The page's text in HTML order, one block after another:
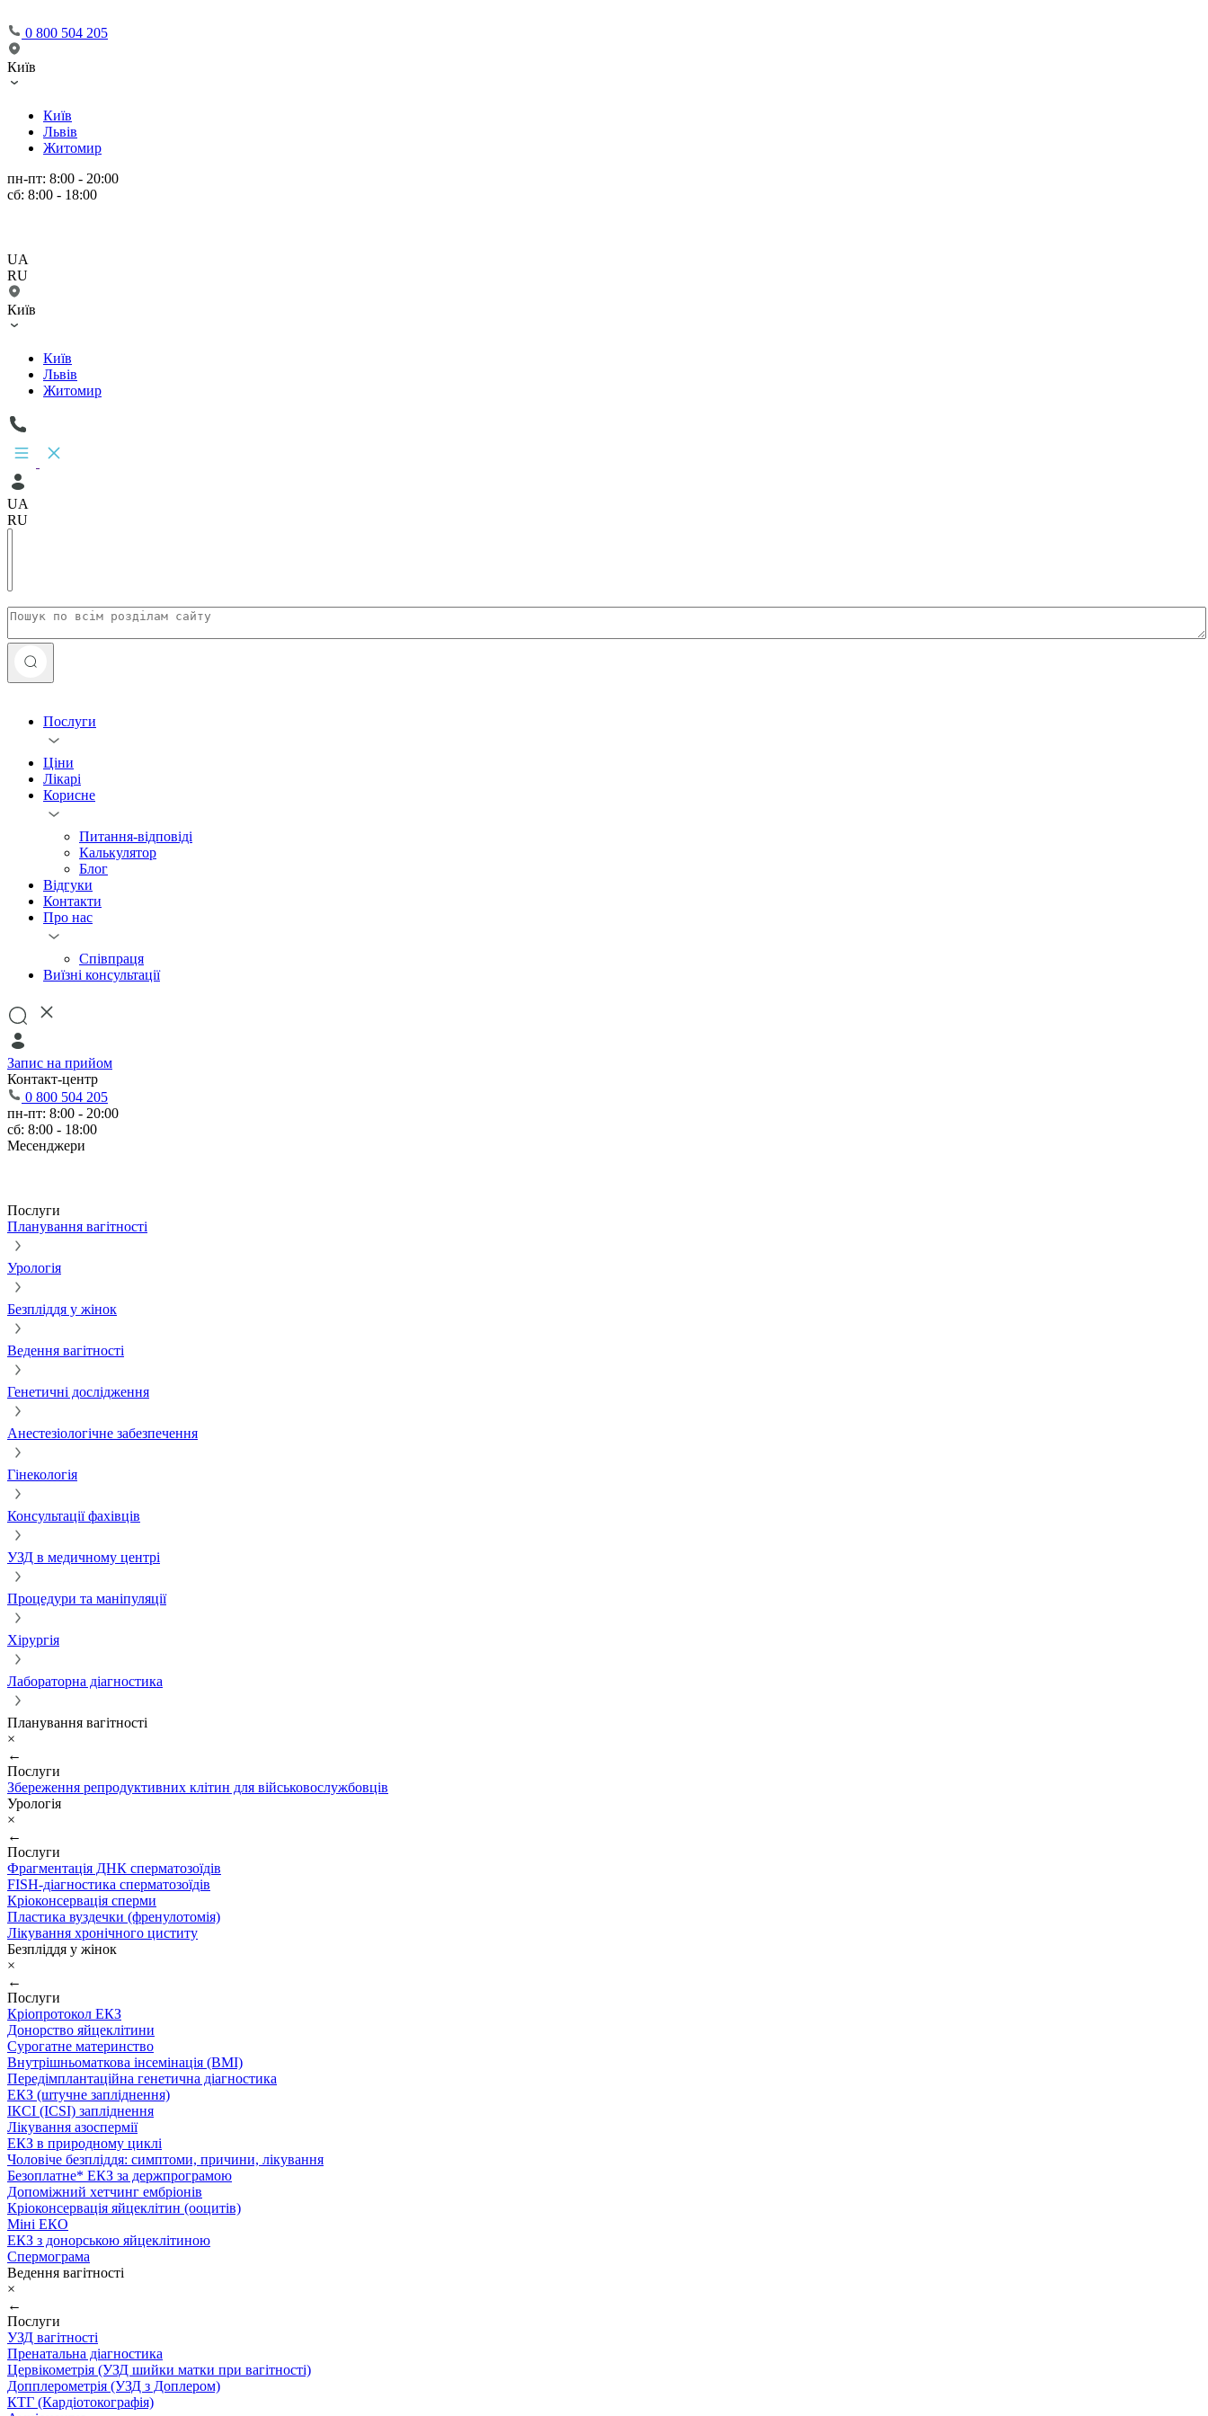
0 800 504 205
Київ
Київ
Львів
Житомир
пн-пт: 8:00 - 20:00
сб: 8:00 - 18:00
UA
RU
Київ
Київ
Львів
Житомир
UA
RU
Послуги
Ціни
Лікарі
Корисне
Питання-відповіді
Калькулятор
Блог
Відгуки
Контакти
Про нас
Співпраця
Виїзні консультації
Запис на прийом
Контакт-центр
0 800 504 205
пн-пт: 8:00 - 20:00
сб: 8:00 - 18:00
Месенджери
Послуги
Планування вагітності
Урологія
Безпліддя у жінок
Ведення вагітності
Генетичні дослідження
Анестезіологічне забезпечення
Гінекологія
Консультації фахівців
УЗД в медичному центрі
Процедури та маніпуляції
Хірургія
Лабораторна діагностика
Планування вагітності
×
←
Послуги
Збереження репродуктивних клітин для військовослужбовців
Урологія
×
←
Послуги
Фрагментація ДНК сперматозоїдів
FISH-діагностика сперматозоїдів
Кріоконсервація сперми
Пластика вуздечки (френулотомія)
Лікування хронічного циститу
Безпліддя у жінок
×
←
Послуги
Кріопротокол ЕКЗ
Донорство яйцеклітини
Сурогатне материнство
Внутрішньоматкова інсемінація (ВМІ)
Передімплантаційна генетична діагностика
ЕКЗ (штучне запліднення)
ІКСІ (ICSI) запліднення
Лікування азоспермії
ЕКЗ в природному циклі
Чоловіче безпліддя: симптоми, причини, лікування
Безоплатне* ЕКЗ за держпрограмою
Допоміжний хетчинг ембріонів
Кріоконсервація яйцеклітин (ооцитів)
Міні ЕКО
ЕКЗ з донорською яйцеклітиною
Спермограма
Ведення вагітності
×
←
Послуги
УЗД вагітності
Пренатальна діагностика
Цервікометрія (УЗД шийки матки при вагітності)
Допплерометрія (УЗД з Доплером)
КТГ (Кардіотокографія)